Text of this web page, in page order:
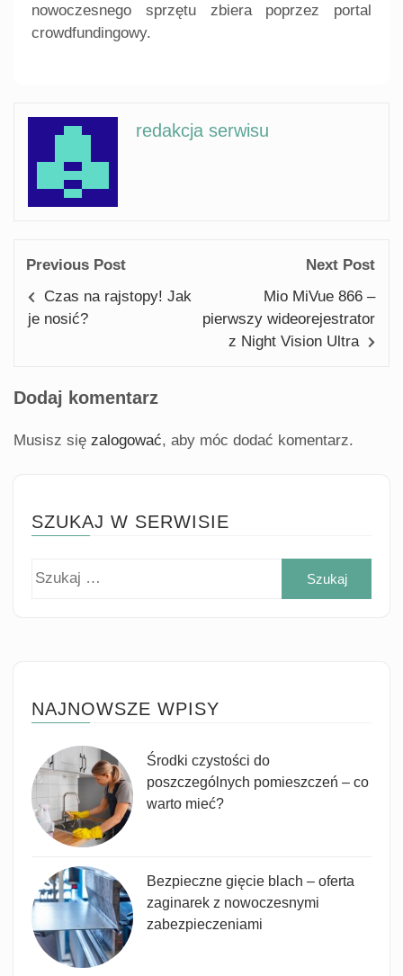
nowoczesnego sprzętu zbiera poprzez portal
crowdfundingowy.
redakcja serwisu
Previous Post
Czas na rajstopy! Jak
je nosić?
Next Post
Mio MiVue 866 –
pierwszy wideorejestrator
z Night Vision Ultra
Dodaj komentarz
Musisz się zalogować, aby móc dodać komentarz.
SZUKAJ W SERWISIE
NAJNOWSZE WPISY
Środki czystości do
poszczególnych pomieszczeń – co
warto mieć?
Bezpieczne gięcie blach – oferta
zaginarek z nowoczesnymi
zabezpieczeniami